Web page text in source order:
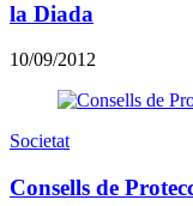
la Diada
10/09/2012
Societat
Consells de